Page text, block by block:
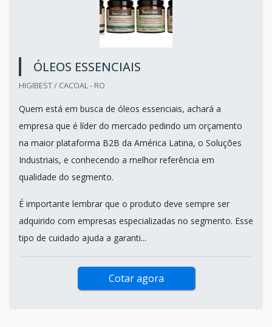
ÓLEOS ESSENCIAIS
HIGIBEST / CACOAL - RO
Quem está em busca de óleos essenciais, achará a
empresa que é líder do mercado pedindo um orçamento
na maior plataforma B2B da América Latina, o Soluções
Industriais, e conhecendo a melhor referência em
qualidade do segmento.
É importante lembrar que o produto deve sempre ser
adquirido com empresas especializadas no segmento. Esse
tipo de cuidado ajuda a garanti...
Cotar agora